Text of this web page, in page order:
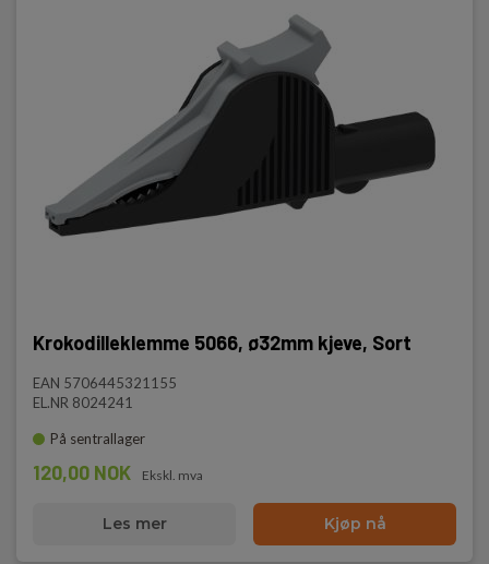
IEC 61010
Kat IV 600V
Krokodilleklemme 5066, ø32mm kjeve, Sort
EAN 5706445321155
EL.NR 8024241
På sentrallager
120,00 NOK Ekskl. mva
Les mer Kjøp nå